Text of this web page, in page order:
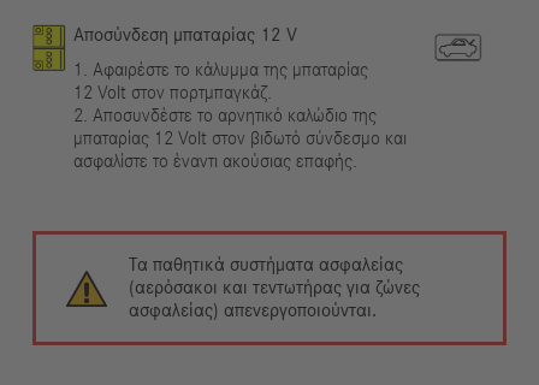
Αποσύνδεση μπαταρίας 12 V
1. Αφαιρέστε το κάλυμμα της μπαταρίας
12 Volt στον πορτμπαγκάζ.
2. Αποσυνδέστε το αρνητικό καλώδιο της
μπαταρίας 12 Volt στον βιδωτό σύνδεσμο και
ασφαλίστε το έναντι ακούσιας επαφής.
Τα παθητικά συστήματα ασφαλείας
(αερόσακοι και τεντωτήρας για ζώνες
ασφαλείας) απενεργοποιούνται.